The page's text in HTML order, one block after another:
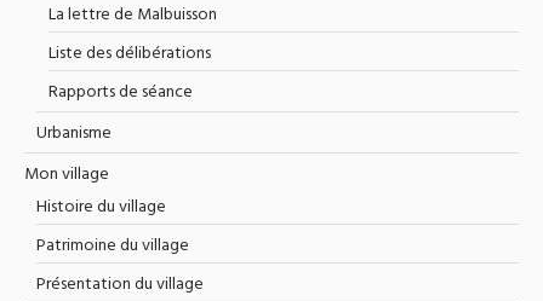
La lettre de Malbuisson
Liste des délibérations
Rapports de séance
Urbanisme
Mon village
Histoire du village
Patrimoine du village
Présentation du village